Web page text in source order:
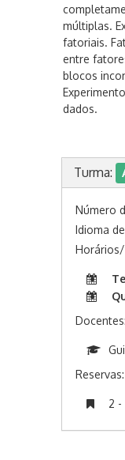
múltiplas.
fatoriais.
entre
blocos
dados.
Turma:
Número
Idioma
Docentes:
Reservas:
2 -